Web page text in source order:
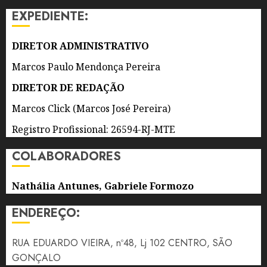
AGOSTO
DE 2026
0
EXPEDIENTE:
DIRETOR ADMINISTRATIVO
Marcos Paulo Mendonça Pereira
DIRETOR DE REDAÇÃO
Marcos Click (Marcos José Pereira)
Registro Profissional: 26594-RJ-MTE
COLABORADORES
Nathália Antunes, Gabriele Formozo
ENDEREÇO:
RUA EDUARDO VIEIRA, nº48, Lj 102 CENTRO, SÃO
GONÇALO